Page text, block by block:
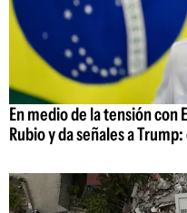
En medio de la tensión con
Rubio y da señales a